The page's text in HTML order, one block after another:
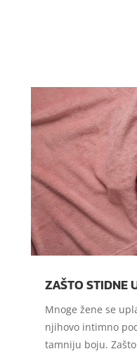
ZAŠTO STIDNE
Mnoge žene se
njihovo intimno
tamniju boju.